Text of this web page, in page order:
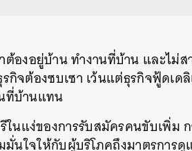
องอยู่บ้าน ทำงานที่บ้าน และไม่ส
จต้องซบเซา เว้นแต่ธุรกิจฟู้ดเด
ที่บ้านแทน
นแง่ของการรับสมัครคนขับเพิ่ม ก
มั่นใจให้กับผู้บริโภคถึงมาตรการ